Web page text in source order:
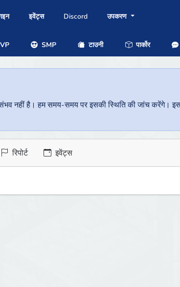
इवेंट्स Discord उपकरण
SMP टाउनी पार्कोर
नहीं है। हम समय-समय पर इसकी स्थिति की जांच करेंगे। इस
रिपोर्ट इवेंट्स